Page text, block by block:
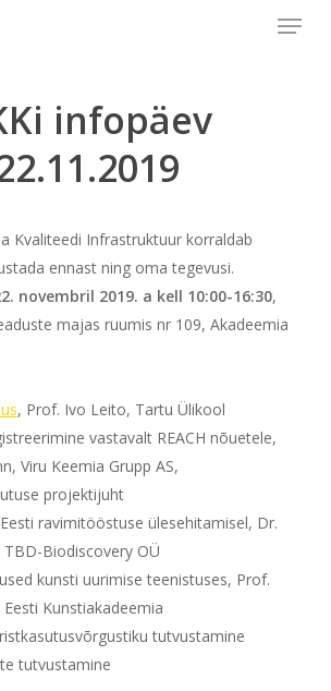
Menu
infopäev
Kvaliteedi Infrastruktuur korraldab
ennast ning oma tegevusi.
novembril 2019. a kell 10:00-16:30,
majas ruumis nr 109, Akadeemia
, Prof. Ivo Leito, Tartu Ülikool
vastavalt REACH nõuetele,
Viru Keemia Grupp AS,
projektijuht
ravimitööstuse ülesehitamisel, Dr.
Biodiscovery OÜ
kunsti uurimise teenistuses, Prof.
Kunstiakadeemia
tutvustamine
tutvustamine